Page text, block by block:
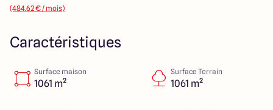
Maisons ARLOGIS Lyon Est
151 route de Grenoble
69800 Saint Priest
(484.62 € / mois)
Caractéristiques
Surface maison
1061 m²
Surface Terrain
1061 m²